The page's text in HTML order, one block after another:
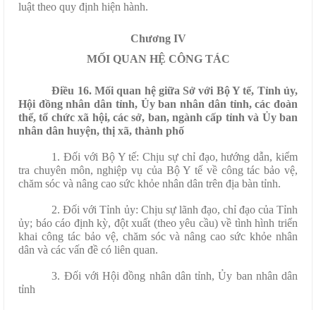
luật theo quy định hiện hành.
Chương IV
MỐI QUAN HỆ CÔNG TÁC
Điều 16. Mối quan hệ giữa Sở với Bộ Y tế, Tỉnh ủy,
Hội đồng nhân dân tỉnh, Ủy ban nhân dân tỉnh, các đoàn
thể, tổ chức xã hội, các sở, ban, ngành cấp tỉnh và Ủy ban
nhân dân huyện, thị xã, thành phố
1. Đối với Bộ Y tế: Chịu sự chỉ đạo, hướng dẫn, kiểm
tra chuyên môn, nghiệp vụ của Bộ Y tế về công tác bảo vệ,
chăm sóc và nâng cao sức khỏe nhân dân trên địa bàn tỉnh.
2. Đối với Tỉnh ủy: Chịu sự lãnh đạo, chỉ đạo của Tỉnh
ủy; báo cáo định kỳ, đột xuất (theo yêu cầu) về tình hình triển
khai công tác bảo vệ, chăm sóc và nâng cao sức khỏe nhân
dân và các vấn đề có liên quan.
3. Đối với Hội đồng nhân dân tỉnh, Ủy ban nhân dân
tỉnh